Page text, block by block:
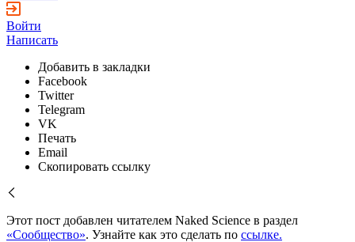
Войти
Написать
Добавить в закладки
Facebook
Twitter
Telegram
VK
Печать
Email
Скопировать ссылку
Этот пост добавлен читателем Naked Science в раздел
«Сообщество». Узнайте как это сделать по ссылке.